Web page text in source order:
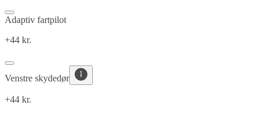
Adaptiv fartpilot
+44 kr.
Venstre skydedør
+44 kr.